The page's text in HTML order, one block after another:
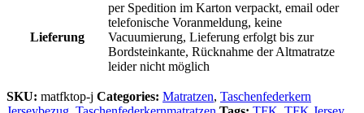
Lieferung
per Spedition im Karton verpackt, email oder
telefonische Voranmeldung, keine
Vacuumierung, Lieferung erfolgt bis zur
Bordsteinkante, Rücknahme der Altmatratze
leider nicht möglich
SKU: matfktop-j Categories: Matratzen, Taschenfederkern